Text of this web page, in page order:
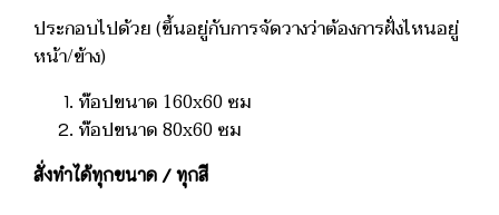
ประกอบไปด้วย (ขึ้นอยู่กับการจัดวางว่าต้องการฝั่งไหนอยู่
หน้า/ข้าง)
ท๊อปขนาด 160x60 ซม
ท๊อปขนาด 80x60 ซม
สั่งทำได้ทุกขนาด / ทุกสี